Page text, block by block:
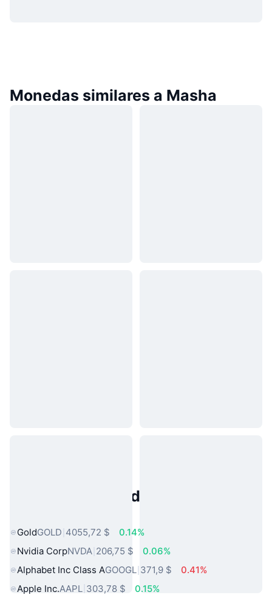
Monedas similares a Masha
Activos del Mundo Real
GoldGOLD 4055,72 $
0.14%
Nvidia CorpNVDA 206,75 $
0.06%
Alphabet Inc Class AGOOGL 371,9 $
0.41%
Apple Inc.AAPL 303,78 $
0.15%